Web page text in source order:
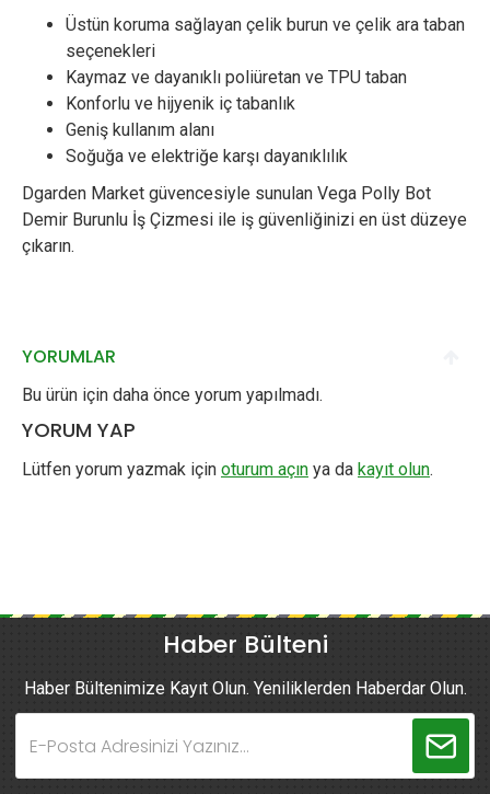
Üstün koruma sağlayan çelik burun ve çelik ara taban
seçenekleri
Kaymaz ve dayanıklı poliüretan ve TPU taban
Konforlu ve hijyenik iç tabanlık
Geniş kullanım alanı
Soğuğa ve elektriğe karşı dayanıklılık
Dgarden Market güvencesiyle sunulan Vega Polly Bot
Demir Burunlu İş Çizmesi ile iş güvenliğinizi en üst düzeye
çıkarın.
YORUMLAR
Bu ürün için daha önce yorum yapılmadı.
YORUM YAP
Lütfen yorum yazmak için oturum açın ya da kayıt olun.
Haber Bülteni
Haber Bültenimize Kayıt Olun. Yeniliklerden Haberdar Olun.